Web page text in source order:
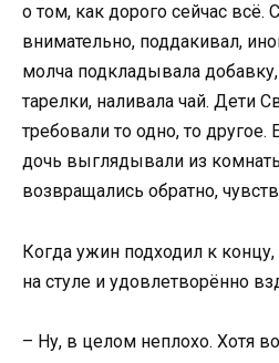
о том, как дорого сейчас всё.
внимательно, поддакивал,
молча подкладывала
тарелки, наливала чай. Дети
требовали то одно, то
дочь выглядывали из
возвращались обратно,
Когда ужин подходил к концу,
на стуле и удовлетворённо
– Ну, в целом неплохо. Хотя